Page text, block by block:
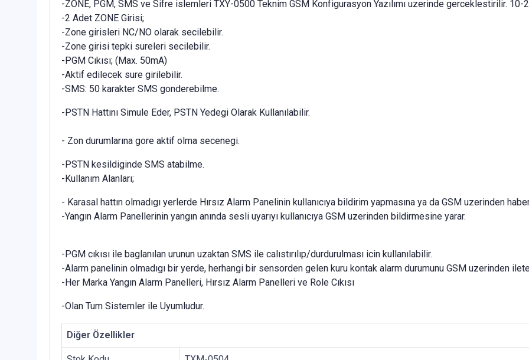
-ZONE, PGM, SMS ve Sifre islemleri TXY-0500 Teknim GSM Konfigurasyon Yazılımı uzerinde gerceklestirilir. 10-
-2 Adet ZONE Girisi;
-Zone girisleri NC/NO olarak secilebilir.
-Zone girisi tepki sureleri secilebilir.
-PGM Cıkısı; (Max. 50mA)
-Aktif edilecek sure girilebilir.
-SMS: 50 karakter SMS gonderebilme.
-PSTN Hattını Simule Eder, PSTN Yedegi Olarak Kullanılabilir.
- Zon durumlarına gore aktif olma secenegi.
-PSTN kesildiginde SMS atabilme.
-Kullanım Alanları;
- Karasal hattın olmadıgı yerlerde Hırsız Alarm Panelinin kullanıcıya bildirim yapmasına ya da GSM uzerinden
-Yangın Alarm Panellerinin yangın anında sesli uyarıyı kullanıcıya GSM uzerinden bildirmesine yarar.
-PGM cıkısı ile baglanılan urunun uzaktan SMS ile calıstırılıp/durdurulması icin kullanılabilir.
-Alarm panelinin olmadıgı bir yerde, herhangi bir sensorden gelen kuru kontak alarm durumunu GSM uzerinden
-Her Marka Yangın Alarm Panelleri, Hırsız Alarm Panelleri ve Role Cıkısı
-Olan Tum Sistemler ile Uyumludur.
Diğer Özellikler